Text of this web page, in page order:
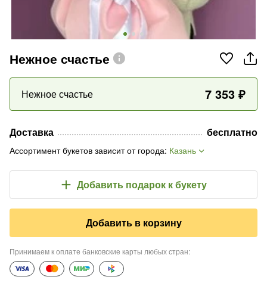
Нежное счастье
Нежное счастье 7 353 ₽
Доставка бесплатно
Ассортимент букетов зависит от города: Казань
Добавить подарок к букету
Добавить в корзину
Принимаем к оплате банковские карты любых стран: